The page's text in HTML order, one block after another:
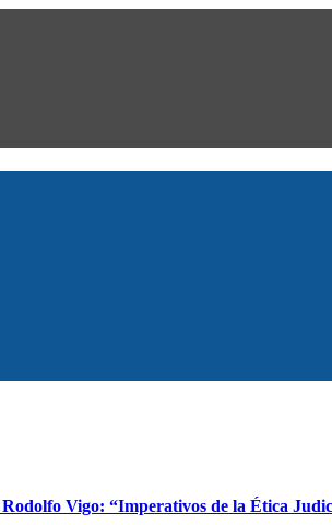
Vigo: “Imperativos de la Ética